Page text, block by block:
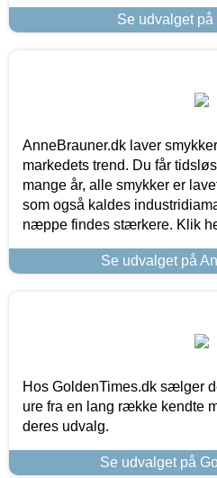
Se udvalget
AnneBrauner.dk laver
markedets trend. Du får
mange år, alle smykker er
som også kaldes
næppe findes stærkere. Klik
Se udvalget på
Hos GoldenTimes.dk sælger
ure fra en lang række kendte
deres udvalg.
Se udvalget på